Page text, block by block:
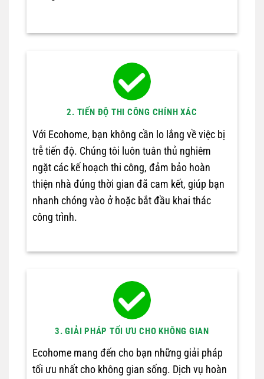
2. TIẾN ĐỘ THI CÔNG CHÍNH XÁC
Với Ecohome, bạn không cần lo lắng về việc bị
trễ tiến độ. Chúng tôi luôn tuân thủ nghiêm
ngặt các kế hoạch thi công, đảm bảo hoàn
thiện nhà đúng thời gian đã cam kết, giúp bạn
nhanh chóng vào ở hoặc bắt đầu khai thác
công trình.
3. GIẢI PHÁP TỐI ƯU CHO KHÔNG GIAN
Ecohome mang đến cho bạn những giải pháp
tối ưu nhất cho không gian sống. Dịch vụ hoàn